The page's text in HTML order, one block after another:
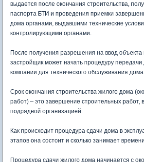
выдается после окончания строительства,
паспорта БТИ и проведения приемки
дома органами, выдавшими технические
контролирующими органами.
После получения разрешения на ввод объекта
застройщик может начать процедуру
компании для технического обслуживания
Срок окончания строительства жилого дома
работ) – это завершение строительных
подрядной организацией.
Как происходит процедура сдачи дома в
этапов она состоит и сколько занимает
Процедура сдачи жилого дома начинается с